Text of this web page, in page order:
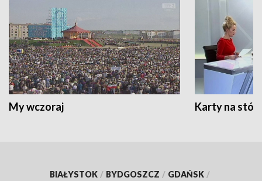
My wczoraj Karty na
BIAŁYSTOK / BYDGOSZCZ / GDAŃSK /